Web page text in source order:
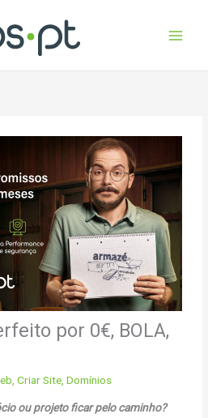
por 0€, BOLA,
,Criar Site ,Domínios
ou projeto ficar pelo caminho?